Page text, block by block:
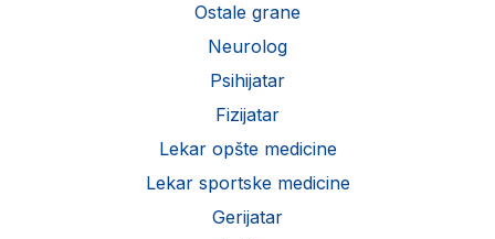
Ostale grane
Neurolog
Psihijatar
Fizijatar
Lekar opšte medicine
Lekar sportske medicine
Gerijatar